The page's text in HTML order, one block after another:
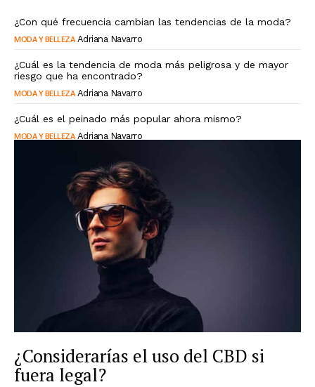
¿Con qué frecuencia cambian las tendencias de la moda?
MODA Y BELLEZA Adriana Navarro
¿Cuál es la tendencia de moda más peligrosa y de mayor
riesgo que ha encontrado?
MODA Y BELLEZA Adriana Navarro
¿Cuál es el peinado más popular ahora mismo?
MODA Y BELLEZA Adriana Navarro
¿Considerarías el uso del CBD si
fuera legal?